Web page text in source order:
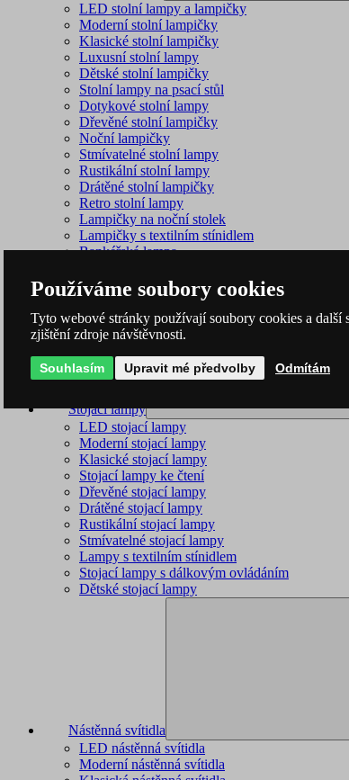
LED stolní lampy a lampičky
Moderní stolní lampičky
Klasické stolní lampičky
Luxusní stolní lampy
Dětské stolní lampičky
Stolní lampy na psací stůl
Dotykové stolní lampy
Dřevěné stolní lampičky
Noční lampičky
Stmívatelné stolní lampy
Rustikální stolní lampy
Drátěné stolní lampičky
Retro stolní lampy
Lampičky na noční stolek
Lampičky s textilním stínidlem
Bankéřská lampa
Stojací lampy
LED stojací lampy
Moderní stojací lampy
Klasické stojací lampy
Stojací lampy ke čtení
Dřevěné stojací lampy
Drátěné stojací lampy
Rustikální stojací lampy
Stmívatelné stojací lampy
Lampy s textilním stínidlem
Stojací lampy s dálkovým ovládáním
Dětské stojací lampy
Nástěnná svítidla
LED nástěnná svítidla
Moderní nástěnná svítidla
Používáme soubory cookies
Tyto webové stránky používají soubory cookies a další
zjištění zdroje návštěvnosti.
Souhlasím Upravit mé předvolby Odmítám